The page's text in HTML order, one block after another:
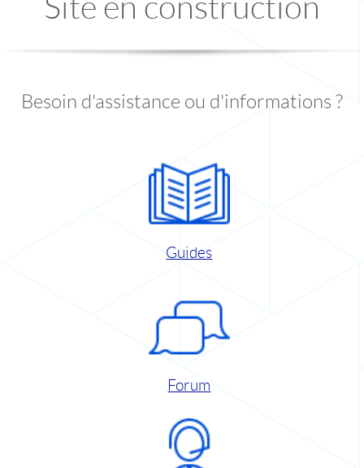
Site en construction
Besoin d'assistance ou d'informations ?
Guides
Forum